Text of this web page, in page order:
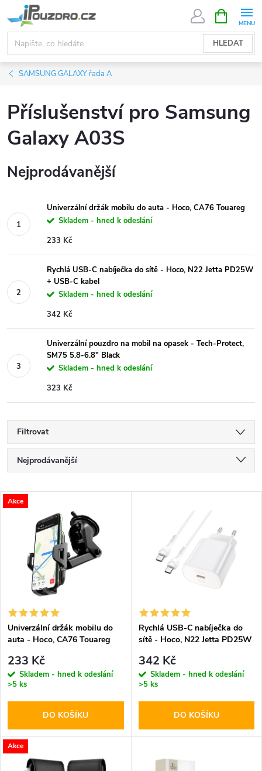
na
obsah
HLEDAT
NÁKUPNÍ
KOŠÍK
SAMSUNG GALAXY řada A
Příslušenství pro Samsung
Galaxy A03S
Nejprodávanější
Univerzální držák mobilu do auta - Hoco, CA76 Touareg
Skladem - hned k odeslání
233 Kč
Rychlá USB-C nabíječka do sítě - Hoco, N22 Jetta PD25W
+ USB-C kabel
Skladem - hned k odeslání
342 Kč
Univerzální pouzdro na mobil na opasek - Tech-Protect,
SM75 5.8-6.8" Black
Skladem - hned k odeslání
323 Kč
Filtrovat
Ř
a
í
p
r
o
d
u
Nejprodávanější
Nejdražší
Abecedně
V
s
p
r
o
d
Akce
Univerzální držák mobilu do
auta - Hoco, CA76 Touareg
233 Kč
Skladem - hned k odeslání
>5 ks
DO KOŠÍKU
Rychlá USB-C nabíječka do
sítě - Hoco, N22 Jetta PD25W
342 Kč
Skladem - hned k odeslání
>5 ks
DO KOŠÍKU
Akce